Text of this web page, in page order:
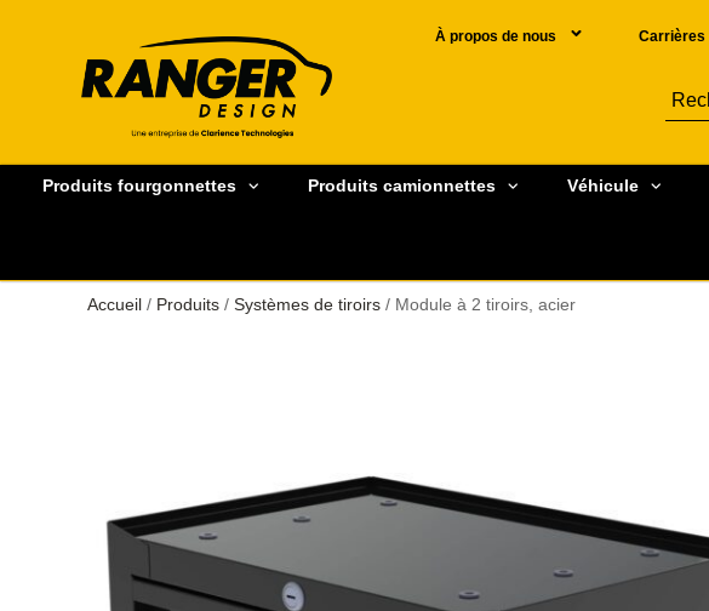
À propos de nous Carrières
Produits fourgonnettes Produits camionnettes Véhicule
Accueil / Produits / Systèmes de tiroirs / Module à 2 tiroirs, acier